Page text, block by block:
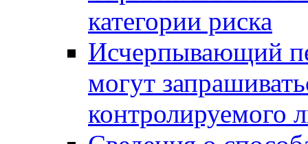
категории риска
Исчерпывающий
могут
контролируемого